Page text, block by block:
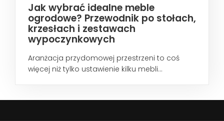
Jak wybrać idealne meble
ogrodowe? Przewodnik po stołach,
krzesłach i zestawach
wypoczynkowych
Aranżacja przydomowej przestrzeni to coś
więcej niż tylko ustawienie kilku mebli...